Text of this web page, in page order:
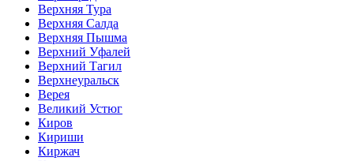
Верхняя Тура
Верхняя Салда
Верхняя Пышма
Верхний Уфалей
Верхний Тагил
Верхнеуральск
Верея
Великий Устюг
Киров
Кириши
Киржач